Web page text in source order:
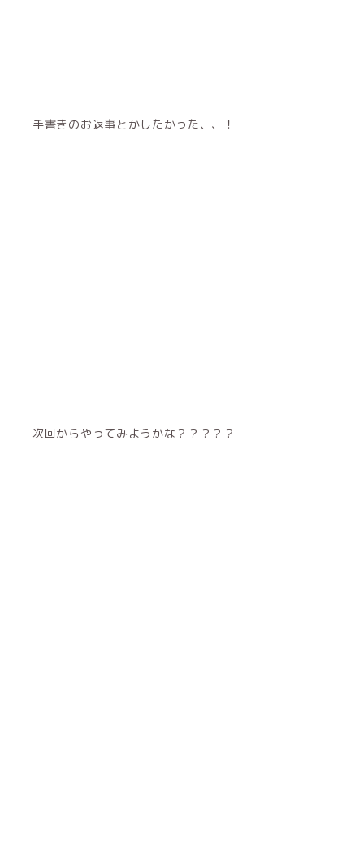
手書きのお返事とかしたかった、、！
次回からやってみようかな？？？？？